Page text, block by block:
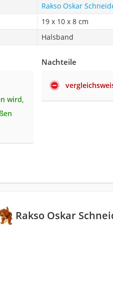
Rakso Oskar
19 x 10 x 8 cm
Halsband
wird,
Nachteile
Rakso Oskar